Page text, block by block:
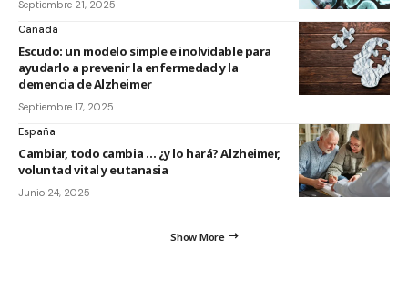
Septiembre 21, 2025
Canada
Escudo: un modelo simple e inolvidable para
ayudarlo a prevenir la enfermedad y la
demencia de Alzheimer
Septiembre 17, 2025
España
Cambiar, todo cambia … ¿y lo hará? Alzheimer,
voluntad vital y eutanasia
Junio 24, 2025
Show More